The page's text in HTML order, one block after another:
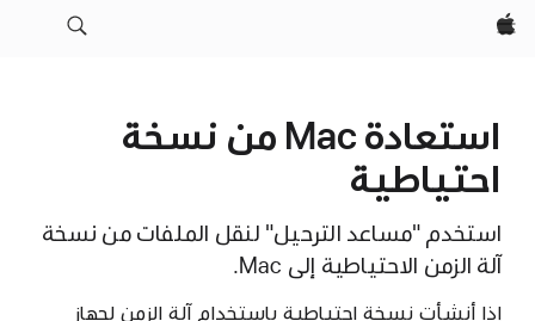
Apple‏
استعادة Mac من نسخة
احتياطية
استخدم "مساعد الترحيل" لنقل الملفات من نسخة
آلة الزمن الاحتياطية إلى Mac.
إذا أنشأت نسخة احتياطية باستخدام آلة الزمن لجهاز